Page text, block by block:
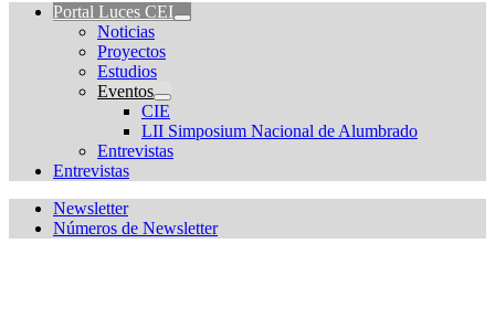
Portal Luces CEI
Noticias
Proyectos
Estudios
Eventos
CIE
LII Simposium Nacional de Alumbrado
Entrevistas
Entrevistas
Newsletter
Números de Newsletter